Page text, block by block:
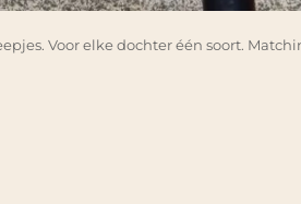
Voor elke dochter één soort.